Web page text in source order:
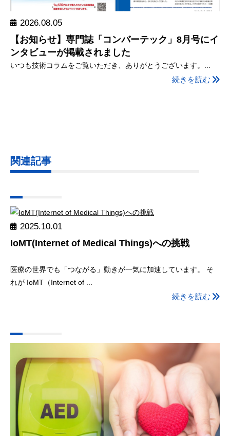
2026.08.05
【お知らせ】専門誌「コンバーテック」8月号にイ
ンタビューが掲載されました
いつも技術コラムをご覧いただき、ありがとうございます。...
続きを読む
関連記事
2025.10.01
IoMT(Internet of Medical Things)への挑戦
医療の世界でも「つながる」動きが一気に加速しています。 そ
れが IoMT（Internet of ...
続きを読む